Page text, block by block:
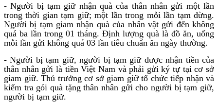
- Người bị tạm giữ nhận quà của thân nhân gửi một lần
trong thời gian tạm giữ; một lần trong mỗi lần tạm dừng.
Người bị tạm giam nhận quà của nhân vật gửi đến không
quá ba lần trong 01 tháng. Định lượng quà là đồ ăn, uống
mỗi lần gửi không quá 03 lần tiêu chuẩn ăn ngày thường.
- Người bị tạm giữ, người bị tạm giữ được nhận tiền của
thân nhân gửi là tiền Việt Nam và phải gửi ký tự tại cơ sở
giam giữ. Thủ trưởng cơ sở giam giữ tổ chức tiếp nhận và
kiểm tra gói quà tặng thân nhân gửi cho người bị tạm giữ,
người bị tạm giữ.